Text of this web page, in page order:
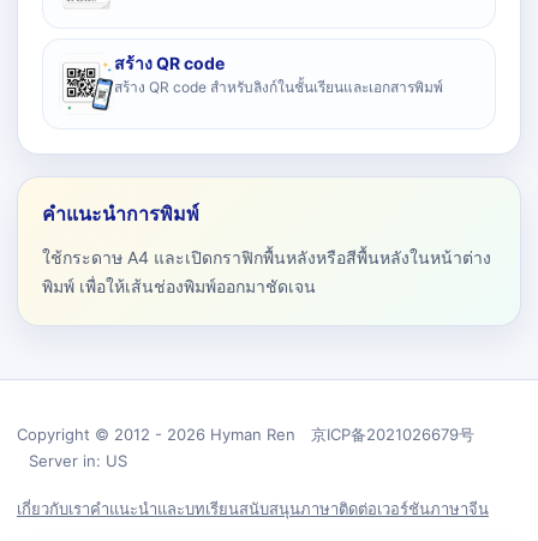
สร้าง QR code
สร้าง QR code สำหรับลิงก์ในชั้นเรียนและเอกสารพิมพ์
คำแนะนำการพิมพ์
ใช้กระดาษ A4 และเปิดกราฟิกพื้นหลังหรือสีพื้นหลังในหน้าต่าง
พิมพ์ เพื่อให้เส้นช่องพิมพ์ออกมาชัดเจน
Copyright © 2012 - 2026 Hyman Ren 京ICP备2021026679号
Server in: US
เกี่ยวกับเราคำแนะนำและบทเรียนสนับสนุนภาษาติดต่อเวอร์ชันภาษาจีน